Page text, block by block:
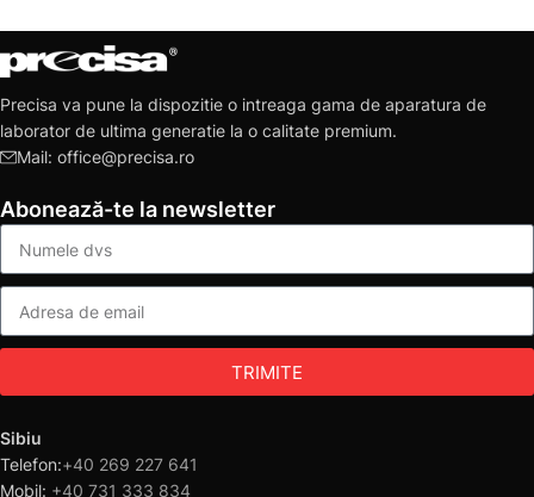
Precisa va pune la dispozitie o intreaga gama de aparatura de
laborator de ultima generatie la o calitate premium.
Mail: office@precisa.ro
Abonează-te la newsletter
TRIMITE
Sibiu
Telefon:+40 269 227 641
Mobil: +40 731 333 834